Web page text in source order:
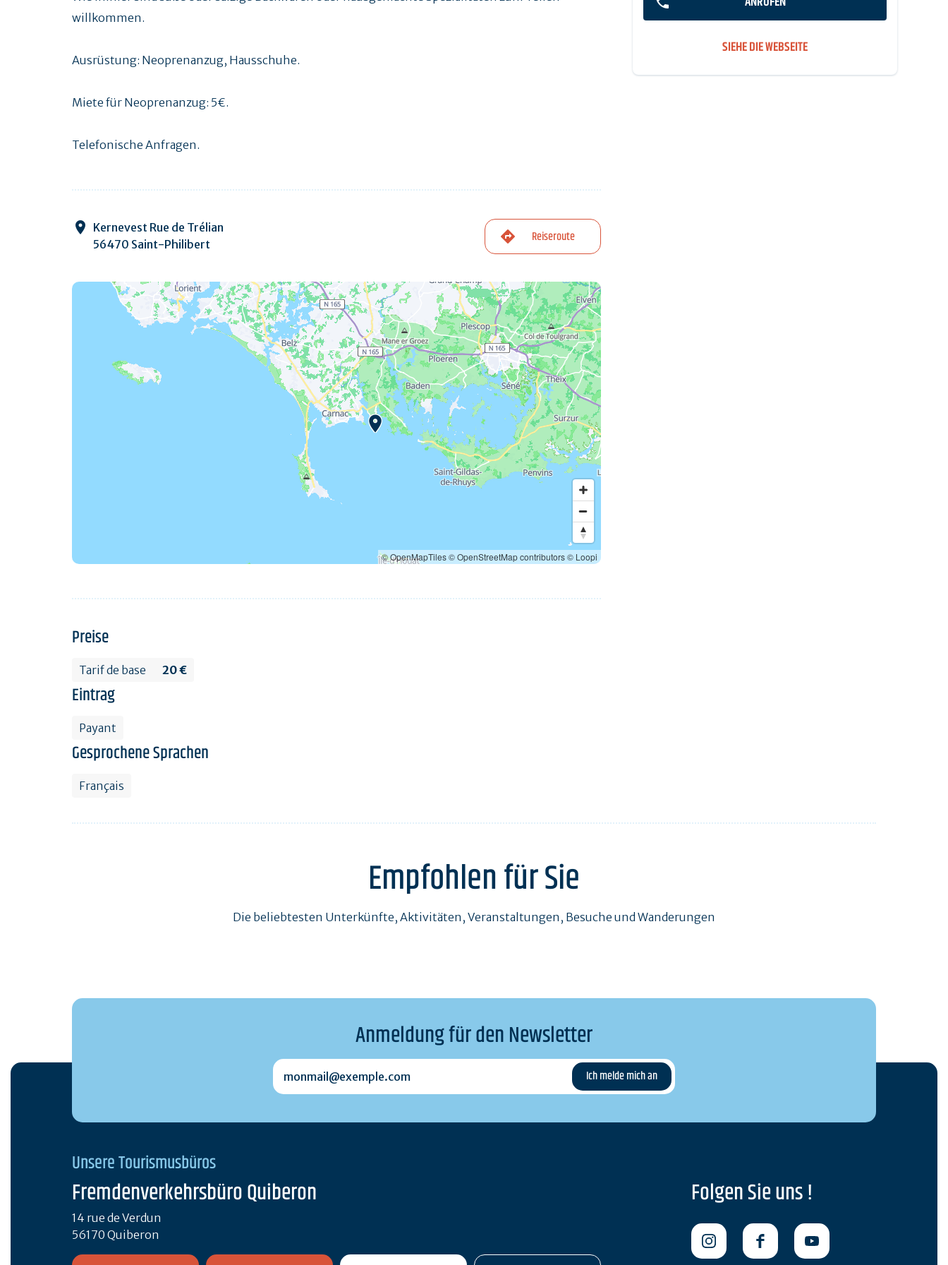
SIEHE DIE WEBSEITE
willkommen.
Ausrüstung: Neoprenanzug, Hausschuhe.
Miete für Neoprenanzug: 5€.
Telefonische Anfragen.
Kernevest Rue de Trélian
56470 Saint-Philibert
Reiseroute
© OpenMapTiles© OpenStreetMap contributors© Loopi
Preise
Tarif de base 20 €
Eintrag
Payant
Gesprochene Sprachen
Français
Empfohlen für Sie
Die beliebtesten Unterkünfte, Aktivitäten, Veranstaltungen, Besuche und Wanderungen
Anmeldung für den Newsletter
monmail@exemple.com
Unsere Tourismusbüros
Fremdenverkehrsbüro Quiberon
14 rue de Verdun
56170 Quiberon
Folgen Sie uns !